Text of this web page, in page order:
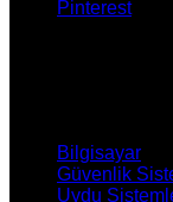
Pinterest
Bilgisayar
Güvenlik
Uydu